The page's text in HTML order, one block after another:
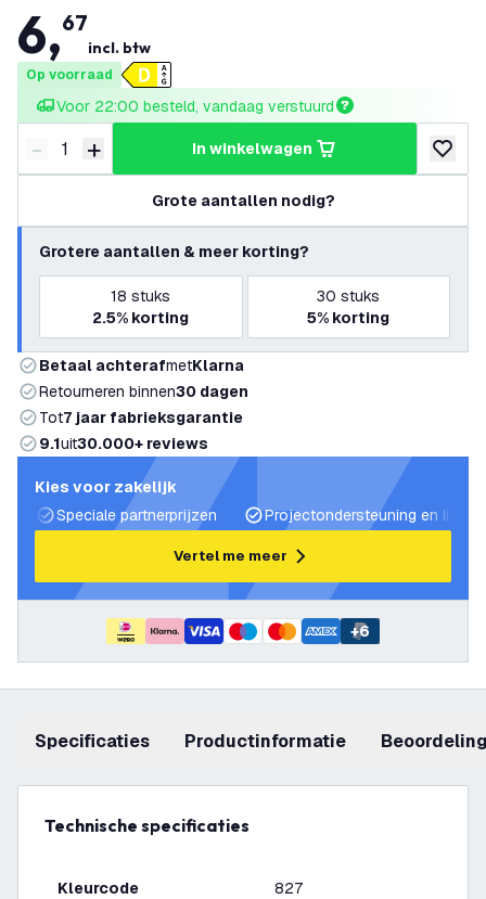
6,67
incl. btw
Op voorraad
Voor 22:00 besteld, vandaag verstuurd
Verminder hoeveelheid
- Verhoog hoeveelheid
+ in winkelwagen
Grote aantallen nodig?
Grotere aantallen & meer korting?
18 stuks
2.5% korting
30 stuks
5% korting
Betaal achterafmetKlarna
Retourneren binnen30 dagen
Tot7 jaar fabrieksgarantie
9.1uit30.000+ reviews
Kies voor zakelijk
Speciale partnerprijzen
Projectondersteuning en
Vertel me meer
+6
Specificaties productinformatie
Technische specificaties
Kleurcode 827